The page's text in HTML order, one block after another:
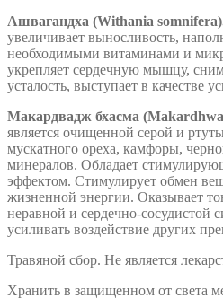
Ашвагандха (Withania
увеличивает выносливость,
необходимыми витаминами и
укрепляет сердечную мышцу,
усталость, выступает в качестве
Макардвадж бхасма
является очищенной серой и
мускатного ореха, камфоры,
минералов. Обладает
эффектом. Стимулирует обмен
жизненной энергии. Оказывает
неравной и сердечно-сосудистой
усиливать воздействие других
Травяной сбор. Не является
Хранить в защищенном от света